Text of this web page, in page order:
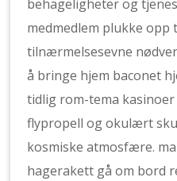
behageligheter og
medmedlem plukke opp
tilnærmelsesevne
å bringe hjem baconet
tidlig rom-tema
flypropell og okulært
kosmiske atmosfære.
hagerakett gå om bord